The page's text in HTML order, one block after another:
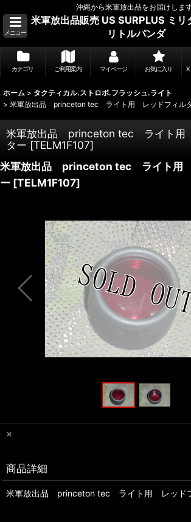
沖縄から米軍放出品をお届けしま
メニュー
米軍放出品販売 US SURPLUS ミ
リトルパンダ
カテゴリ ご利用案内 マイページ お気に入り X
ホーム > タクティカル.ストロボ.フラッシュ.ライト
> 米軍放出品 princeton tec ライト用 レッドフィル
米軍放出品 princeton tec ライト用
ター [TELM1F107]
米軍放出品 princeton tec ライト用
ー [TELM1F107]
×
商品詳細
米軍放出品 princeton tec ライト用 レッド